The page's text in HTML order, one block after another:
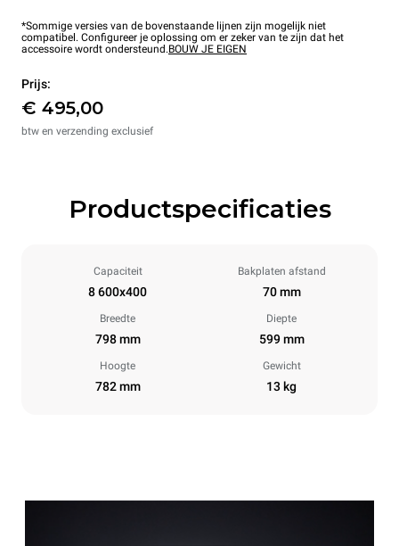
*Sommige versies van de bovenstaande lijnen zijn mogelijk niet
compatibel. Configureer je oplossing om er zeker van te zijn dat het
accessoire wordt ondersteund.BOUW JE EIGEN
Prijs:
€ 495,00
btw en verzending exclusief
Productspecificaties
Capaciteit
8 600x400
Bakplaten afstand
70 mm
Breedte
798 mm
Diepte
599 mm
Hoogte
782 mm
Gewicht
13 kg